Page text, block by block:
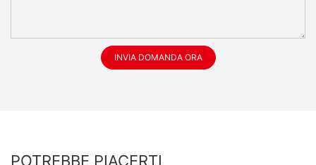
INVIA DOMANDA ORA
POTREBBE PIACERTI